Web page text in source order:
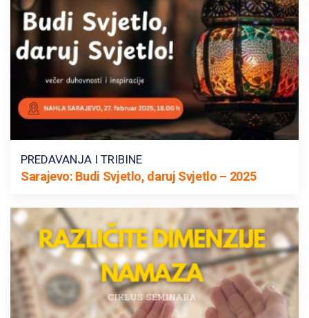
PREDAVANJA I TRIBINE
Sarajevo: Budi Svjetlo, daruj Svjetlo – 2025